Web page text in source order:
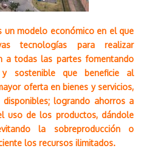
un modelo económico en el que
tecnologías para realizar
a todas las partes fomentando
sostenible que beneficie al
oferta en bienes y servicios,
logrando ahorros a
uso de los productos, dándole
la sobreproducción o
los recursos ilimitados.